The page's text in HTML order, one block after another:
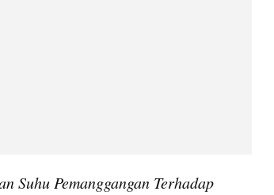
Suhu Pemanggangan Terhadap